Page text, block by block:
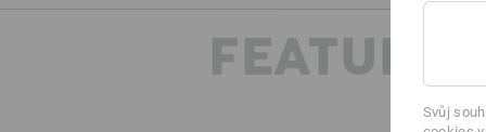
FEATURES
Svůj